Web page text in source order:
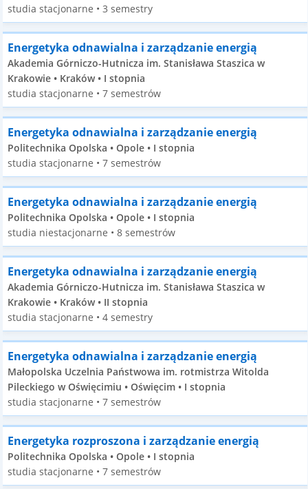
studia stacjonarne • 3 semestry
Energetyka odnawialna i zarządzanie energią
Akademia Górniczo-Hutnicza im. Stanisława Staszica w
Krakowie • Kraków • I stopnia
studia stacjonarne • 7 semestrów
Energetyka odnawialna i zarządzanie energią
Politechnika Opolska • Opole • I stopnia
studia stacjonarne • 7 semestrów
Energetyka odnawialna i zarządzanie energią
Politechnika Opolska • Opole • I stopnia
studia niestacjonarne • 8 semestrów
Energetyka odnawialna i zarządzanie energią
Akademia Górniczo-Hutnicza im. Stanisława Staszica w
Krakowie • Kraków • II stopnia
studia stacjonarne • 4 semestry
Energetyka odnawialna i zarządzanie energią
Małopolska Uczelnia Państwowa im. rotmistrza Witolda
Pileckiego w Oświęcimiu • Oświęcim • I stopnia
studia stacjonarne • 7 semestrów
Energetyka rozproszona i zarządzanie energią
Politechnika Opolska • Opole • I stopnia
studia stacjonarne • 7 semestrów